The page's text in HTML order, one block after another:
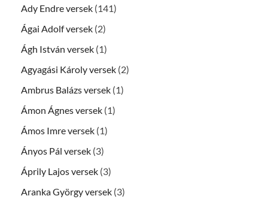
Ady Endre versek (141)
Ágai Adolf versek (2)
Ágh István versek (1)
Agyagási Károly versek (2)
Ambrus Balázs versek (1)
Ámon Ágnes versek (1)
Ámos Imre versek (1)
Ányos Pál versek (3)
Áprily Lajos versek (3)
Aranka György versek (3)